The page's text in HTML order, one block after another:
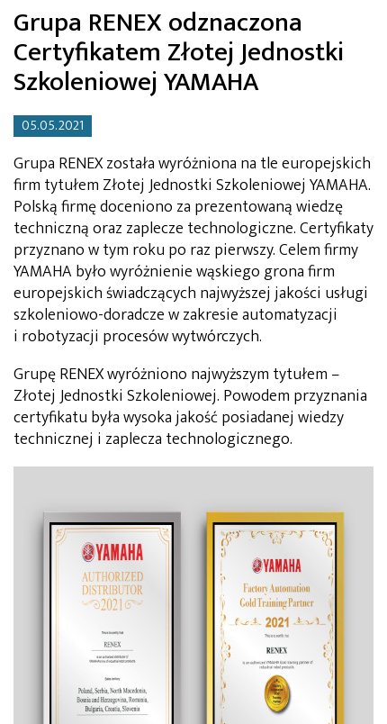
Grupa RENEX odznaczona
Certyfikatem Złotej Jednostki
Szkoleniowej YAMAHA
05.05.2021
Grupa RENEX została wyróżniona na tle europejskich
firm tytułem Złotej Jednostki Szkoleniowej YAMAHA.
Polską firmę doceniono za prezentowaną wiedzę
techniczną oraz zaplecze technologiczne. Certyfikaty
przyznano w tym roku po raz pierwszy. Celem firmy
YAMAHA było wyróżnienie wąskiego grona firm
europejskich świadczących najwyższej jakości usługi
szkoleniowo-doradcze w zakresie automatyzacji
i robotyzacji procesów wytwórczych.
Grupę RENEX wyróżniono najwyższym tytułem –
Złotej Jednostki Szkoleniowej. Powodem przyznania
certyfikatu była wysoka jakość posiadanej wiedzy
technicznej i zaplecza technologicznego.